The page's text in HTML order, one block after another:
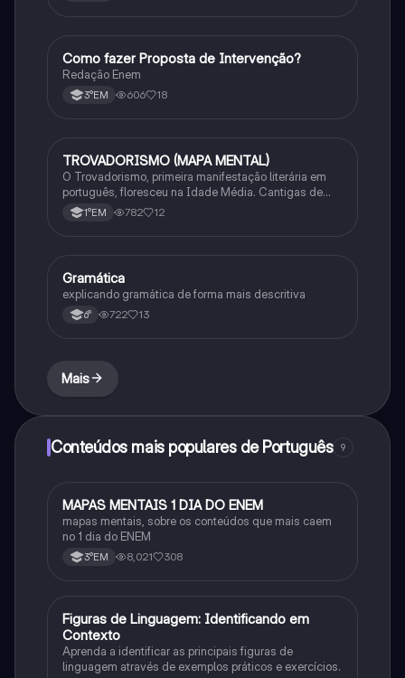
Português
Como fazer Proposta de Intervenção?
Redação Enem
3°EM 606 18
Português
TROVADORISMO (MAPA MENTAL)
O Trovadorismo, primeira manifestação literária em
português, floresceu na Idade Média. Cantigas de
amor, amigo, escárnio e maldizer eram compostas por
trovadores e jograis, com temas feudais e religiosos.
1°EM 782 12
Português
Gramática
explicando gramática de forma mais descritiva
6° 722 13
Mais
Conteúdos mais populares de Português 9
Português
MAPAS MENTAIS 1 DIA DO ENEM
mapas mentais, sobre os conteúdos que mais caem
no 1 dia do ENEM
3°EM 8,021 308
FPortuguês
Figuras de Linguagem: Identificando em
Contexto
Aprenda a identificar as principais figuras de
linguagem através de exemplos práticos e exercícios.